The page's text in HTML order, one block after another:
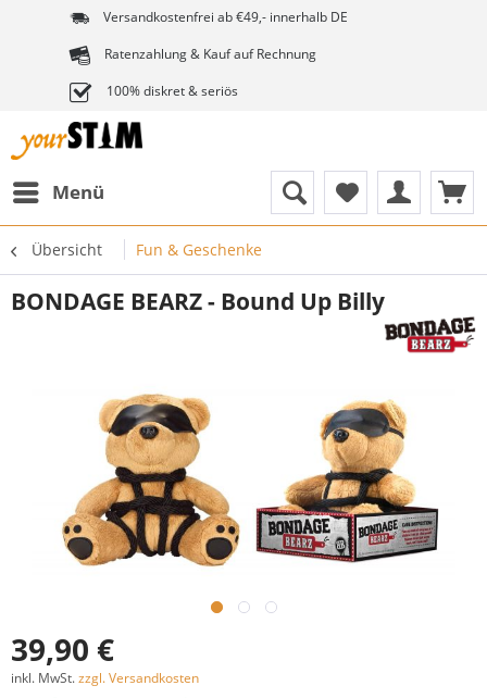
Versandkostenfrei ab €49,- innerhalb DE
Ratenzahlung & Kauf auf Rechnung
100% diskret & seriös
Menü
Übersicht Fun & Geschenke
BONDAGE BEARZ - Bound Up Billy
39,90 €
inkl. MwSt.zzgl. Versandkosten